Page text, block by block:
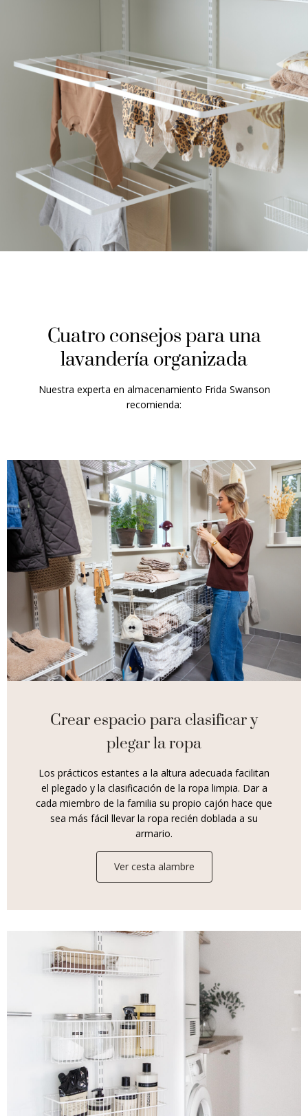
Cuatro consejos para una
lavandería organizada
Nuestra experta en almacenamiento Frida Swanson
recomienda:
Crear espacio para clasificar y
plegar la ropa
Los prácticos estantes a la altura adecuada facilitan
el plegado y la clasificación de la ropa limpia. Dar a
cada miembro de la familia su propio cajón hace que
sea más fácil llevar la ropa recién doblada a su
armario.
Ver cesta alambre